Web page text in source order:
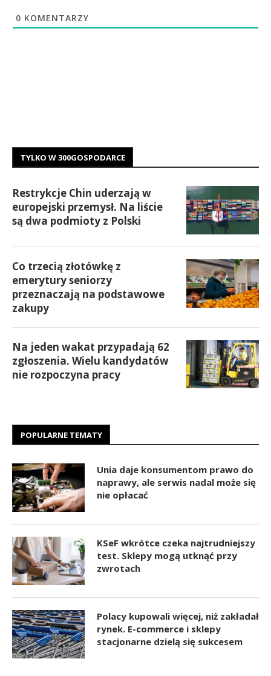
0 KOMENTARZY
TYLKO W 300GOSPODARCE
Restrykcje Chin uderzają w
europejski przemysł. Na liście
są dwa podmioty z Polski
Co trzecią złotówkę z
emerytury seniorzy
przeznaczają na podstawowe
zakupy
Na jeden wakat przypadają 62
zgłoszenia. Wielu kandydatów
nie rozpoczyna pracy
POPULARNE TEMATY
Unia daje konsumentom prawo do
naprawy, ale serwis nadal może się
nie opłacać
KSeF wkrótce czeka najtrudniejszy
test. Sklepy mogą utknąć przy
zwrotach
Polacy kupowali więcej, niż zakładał
rynek. E-commerce i sklepy
stacjonarne dzielą się sukcesem